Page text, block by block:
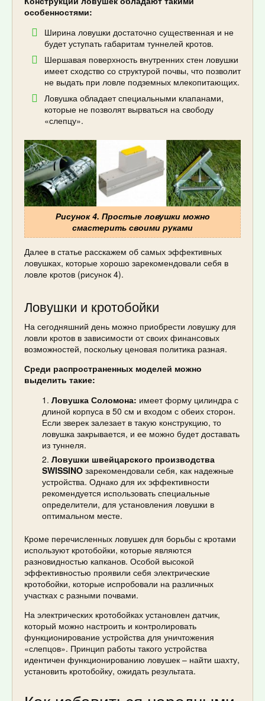
особенностями:
Ширина ловушки достаточно существенная и не
будет уступать габаритам туннелей кротов.
Шершавая поверхность внутренних стен ловушки
имеет сходство со структурой почвы, что позволит
не выдать при ловле подземных млекопитающих.
Ловушка обладает специальными клапанами,
которые не позволят вырваться на свободу
«слепцу».
Рисунок 4. Простые ловушки можно
смастерить своими руками
Далее в статье расскажем об самых эффективных
ловушках, которые хорошо зарекомендовали себя в
ловле кротов (рисунок 4).
Ловушки и кротобойки
На сегодняшний день можно приобрести ловушку для
ловли кротов в зависимости от своих финансовых
возможностей, поскольку ценовая политика разная.
Среди распространенных моделей можно
выделить такие:
Ловушка Соломона: имеет форму цилиндра с
длиной корпуса в 50 см и входом с обеих сторон.
Если зверек залезает в такую конструкцию, то
ловушка закрывается, и ее можно будет доставать
из туннеля.
Ловушки швейцарского производства
SWISSINO зарекомендовали себя, как надежные
устройства. Однако для их эффективности
рекомендуется использовать специальные
определители, для установления ловушки в
оптимальном месте.
Кроме перечисленных ловушек для борьбы с кротами
используют кротобойки, которые являются
разновидностью капканов. Особой высокой
эффективностью проявили себя электрические
кротобойки, которые испробовали на различных
участках с разными почвами.
На электрических кротобойках установлен датчик,
который можно настроить и контролировать
функционирование устройства для уничтожения
«слепцов». Принцип работы такого устройства
идентичен функционированию ловушек – найти шахту,
установить кротобойку, ожидать результата.